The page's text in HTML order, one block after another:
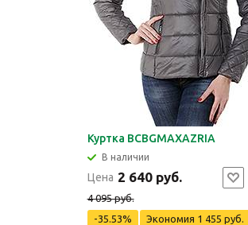
Куртка BCBGMAXAZRIA
В наличии
Цена 2 640 руб.
4 095 руб.
-35.53%
Экономия 1 455 руб.